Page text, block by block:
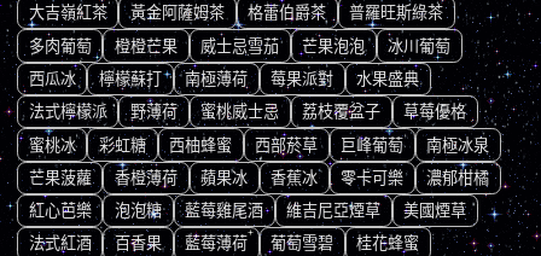
大吉嶺紅茶
黃金阿薩姆茶 格蕾伯爵茶
普羅旺斯綠茶
多肉葡萄
橙橙芒果 威士忌雪茄 芒果泡泡
冰川葡萄
西瓜冰
檸檬蘇打 南極薄荷 莓果派對
水果盛典
法式檸檬派
野薄荷 蜜桃威士忌 荔枝覆盆子
草莓優格
蜜桃冰
彩虹糖 西柚蜂蜜 西部菸草 巨峰葡萄
南極冰泉
芒果菠蘿
香橙薄荷 蘋果冰 香蕉冰 零卡可樂
濃郁柑橘
紅心芭樂
泡泡糖 藍莓雞尾酒 維吉尼亞煙草
美國煙草
法式紅酒
百香果 藍莓薄荷 葡萄雪碧 桂花蜂蜜